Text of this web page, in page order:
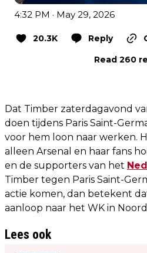
4:32 PM · May 29, 2026
20.3K Reply
Read 260
Dat Timber zaterdagavond
doen tijdens Paris Saint-
voor hem loon naar werken.
alleen Arsenal en haar fans
en de supporters van het
Timber tegen Paris Saint-
actie komen, dan betekent
aanloop naar het WK in
Lees ook